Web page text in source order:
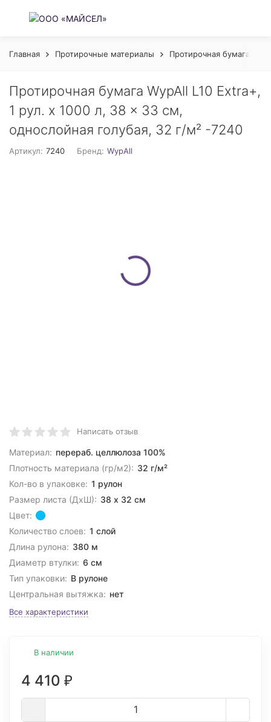
Главная Протирочные материалы Протирочная бумага
Протирочная бумага WypAll L10 Extra+,
1 рул. х 1000 л, 38 × 33 см,
однослойная голубая, 32 г/м² -7240
Артикул: 7240 Бренд: WypAll
Написать отзыв
Материал: перераб. целлюлоза 100%
Плотность материала (гр/м2): 32 г/м²
Кол-во в упаковке: 1 рулон
Размер листа (ДхШ): 38 х 32 см
Цвет:
Количество слоев: 1 слой
Длина рулона: 380 м
Диаметр втулки: 6 см
Тип упаковки: В рулоне
Центральная вытяжка: нет
Все характеристики
В наличии
4 410 ₽